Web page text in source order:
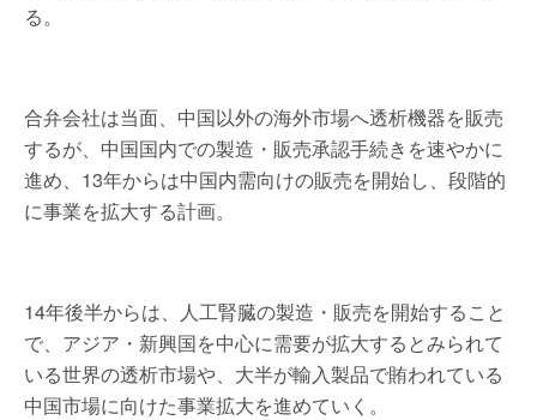
る。
合弁会社は当面、中国以外の海外市場へ透析機器を販売
するが、中国国内での製造・販売承認手続きを速やかに
進め、13年からは中国内需向けの販売を開始し、段階的
に事業を拡大する計画。
14年後半からは、人工腎臓の製造・販売を開始すること
で、アジア・新興国を中心に需要が拡大するとみられて
いる世界の透析市場や、大半が輸入製品で賄われている
中国市場に向けた事業拡大を進めていく。